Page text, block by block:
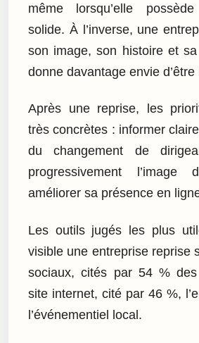
même lorsqu’elle
solide. À l’inverse, une
son image, son histoire et
donne davantage envie d’être
Après une reprise, les
très concrètes : informer
du changement de
progressivement l’image
améliorer sa présence en
Les outils jugés les plus
visible une entreprise reprise
sociaux, cités par 54 %
site internet, cité par 46 %,
l’événementiel local.